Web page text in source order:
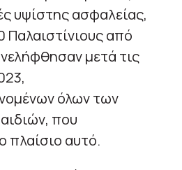
υψίστης ασφαλείας,
Παλαιστίνιους από
μετά τις
όλων των
που
πλαίσιο αυτό.